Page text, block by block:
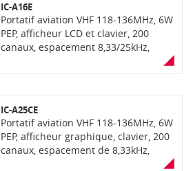
IC-A16E
Portatif aviation VHF 118-136MHz, 6W
PEP, afficheur LCD et clavier, 200
canaux, espacement 8,33/25kHz,
version) et clip ceinture. Fonction
Bluetooth disponible selon la version
IC-A25CE
Portatif aviation VHF 118-136MHz, 6W
PEP, afficheur graphique, clavier, 200
canaux, espacement de 8,33kHz,
étanchéité IP57. Répond à la norme